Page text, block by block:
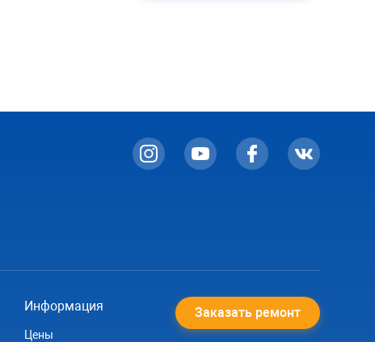
Информация
Цены
Заказать ремонт